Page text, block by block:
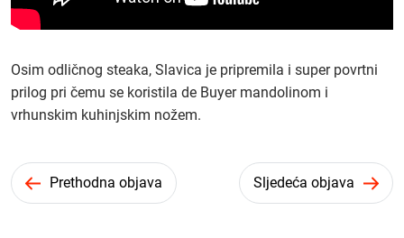
Osim odličnog steaka, Slavica je pripremila i super povrtni
prilog pri čemu se koristila de Buyer mandolinom i
vrhunskim kuhinjskim nožem.
Prethodna objava Sljedeća objava